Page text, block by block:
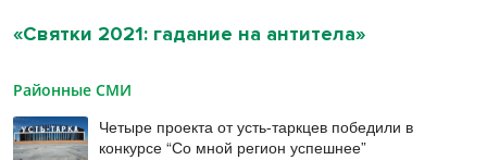
«Святки 2021: гадание на антитела»
Районные СМИ
Четыре проекта от усть-таркцев победили в
конкурсе “Со мной регион успешнее”